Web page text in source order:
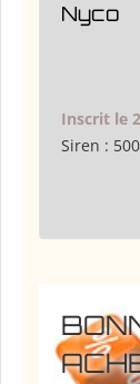
Nyco
Inscrit le
Siren :